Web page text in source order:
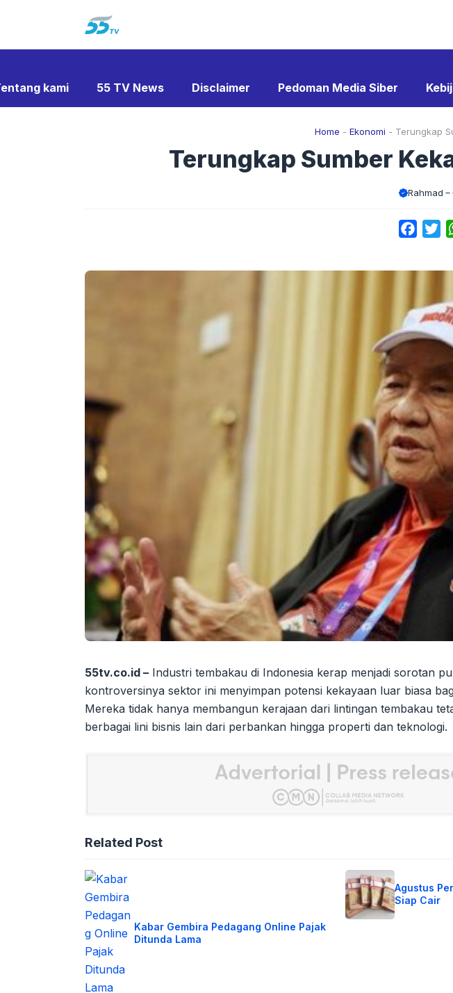
kami 55 TV News Disclaimer Pedoman Media Siber
Home - Ekonomi - Terungkap
Terungkap Sumber
Rahmad
55tv.co.id – Industri tembakau di Indonesia kerap menjadi sorotan
kontroversinya sektor ini menyimpan potensi kekayaan luar biasa
Mereka tidak hanya membangun kerajaan dari lintingan tembakau
berbagai lini bisnis lain dari perbankan hingga properti dan teknologi.
Related Post
Kabar Gembira Pedagang Online Pajak
Ditunda Lama
Agustus
Siap Cair